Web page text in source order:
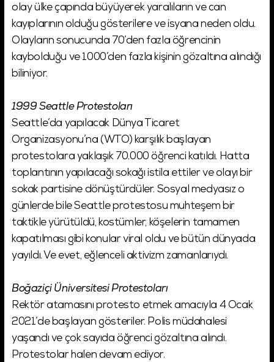
olay ülke çapında büyüyerek yaralıların ve can
kayıplarının olduğu gösterilere ve isyana neden oldu.
Olayların sonucunda 70’den fazla öğrencinin
kaybolduğu ve 1000’den fazla kişinin gözaltına alındığı
biliniyor.
1999 Seattle Protestoları
Seattle’da yapılacak Dünya Ticaret
Organizasyonu’na (WTO) karşılık başlayan
protestolara yaklaşık 70.000 öğrenci katıldı. Hatta
toplantının yapılacağı sokağı istila ettiler ve olayı bir
sokak partisine dönüştürdüler. Sosyal medyasız o
günlerde bile Seattle protestosu muhteşem bir
taktikle yürütüldü, kostümler, köşelerin tamamen
kapatılması gibi konular viral oldu ve bütün dünyada
yayıldı. Ve evet, eğlenceli aktivizm zamanlarıydı.
Boğaziçi Üniversitesi Protestoları
Rektör atamasını protesto etmek amacıyla 4 Ocak
2021’de başlayan gösteriler. Polis müdahalesi
yaşandı ve çok sayıda öğrenci gözaltına alındı.
Protestolar halen devam ediyor.